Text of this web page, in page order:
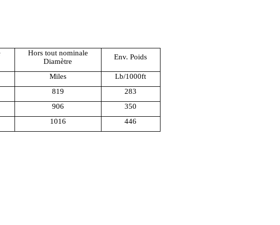
Hors tout nominale
Diamètre
Env. Poids
Miles
Lb/1000ft
819
283
906
350
1016 446